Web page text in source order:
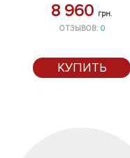
8 960 грн.
ОТЗЫВОВ: 0
КУПИТЬ